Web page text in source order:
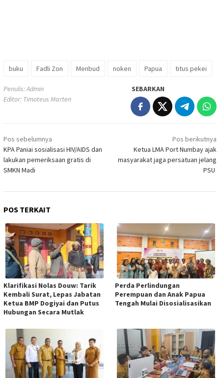
buku Fadli Zon Menbud noken Papua titus pekei
Penulis: Admin
Editor: Timoteus Marten
SEBARKAN
Navigasi
pos
Pos sebelumnya
KPA Paniai sosialisasi HIV/AIDS dan
lakukan pemeriksaan gratis di
SMKN Madi
Pos berikutnya
Ketua LMA Port Numbay ajak
masyarakat jaga persatuan jelang
PSU
POS TERKAIT
Klarifikasi Nolas Douw: Tarik
Kembali Surat, Lepas Jabatan
Ketua BMP Dogiyai dan Putus
Hubungan Secara Mutlak
Perda Perlindungan
Perempuan dan Anak Papua
Tengah Mulai Disosialisasikan